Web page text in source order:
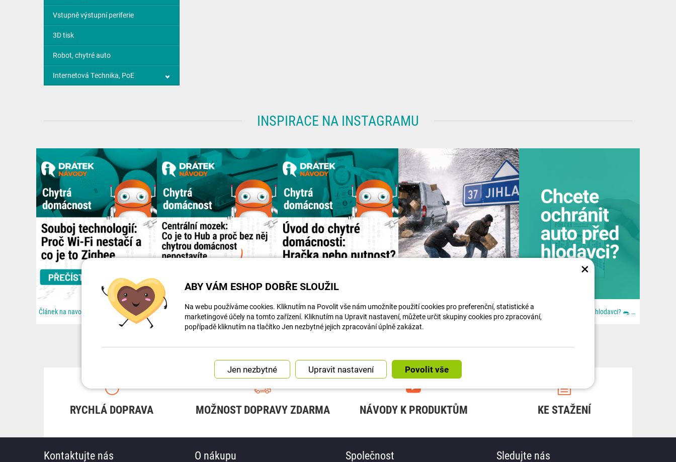
ABY VÁM ESHOP DOBŘE SLOUŽIL
Na webu používáme cookies. Kliknutím na Povolit vše nám umožníte použití cookies pro preferenční, statistické a
marketingové účely na tomto zařízení. Kliknutím na Upravit nastavení, můžete určit skupiny cookies pro zpracování,
popřípadě kliknutím na tlačítko Jen nezbytné jejich zpracování úplně zakázat.
Upravit nastavení
×
Vstupně výstupní periferie
3D tisk
Robot, chytré auto
Internetová Technika, PoE
INSPIRACE NA INSTAGRAMU
Článek na navody.dratek.cz a Souboj technologií: Proč Wi-Fi nestačí a co je to Zigbee. Odkaz také v... Článek na navody.dratek.cz a Centrální mozek: Co je to Hub a proč bez něj chytrou domácnost... Článek na navody.dratek.cz a Úvod do chytré domácnosti. Odkaz také v BIO.... 🚚🎄 Ježíšek jel moc rychle. Lidi byli ještě rychlejší. Aneb: když se blbě zavřou dveře. Z dodávky... Chcete ochránit auto před hlodavci? 🐀 📦 Všechno najdeš u nás na 👉 dratek.cz #arduino...
RYCHLÁ DOPRAVA MOŽNOST DOPRAVY ZDARMA NÁVODY K PRODUKTŮM KE STAŽENÍ
Kontaktujte nás O nákupu Společnost Sledujte nás